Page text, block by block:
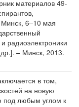
материалов 49-
Минск, 6–10 мая
радиоэлектроники
– Минск, 2013.
в том,
на новую
под любым углом к